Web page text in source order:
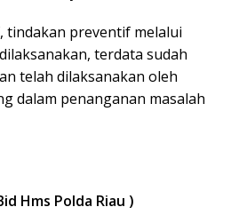
tindakan preventif melalui
terdata sudah
telah dilaksanakan oleh
dalam penanganan masalah
Hms Polda Riau )